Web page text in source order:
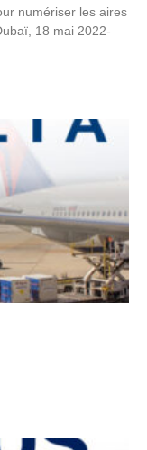
numériser les aires
18 mai 2022-